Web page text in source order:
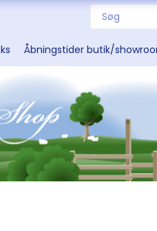
Åbningstider butik/